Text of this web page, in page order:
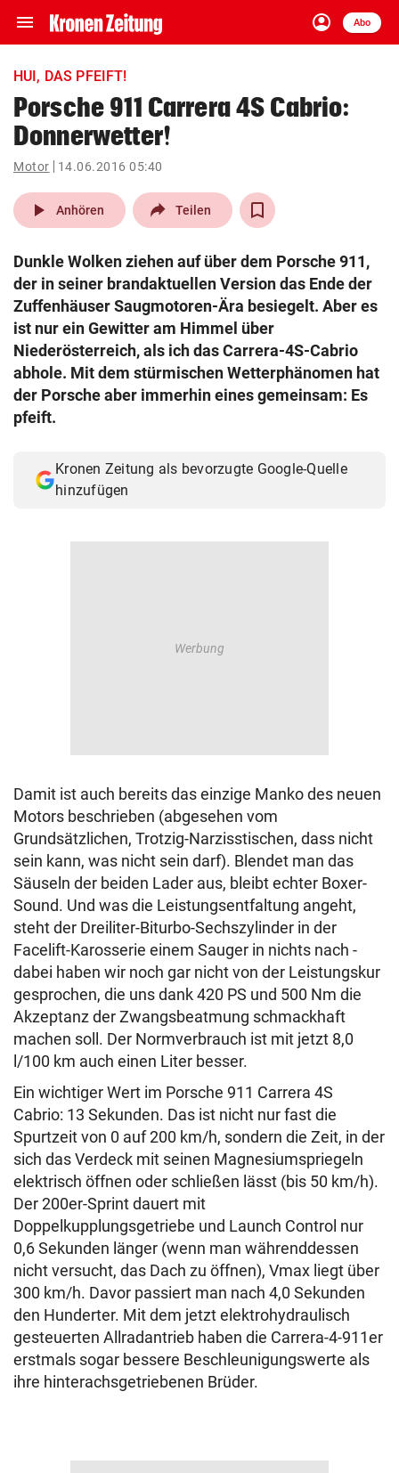
menu Navigation
ein-/ausklappen
account_circle
Anmelden
Abo
close Schließen
account_circle Anmelden
pin_drop
Wien arrow_right
search
Suchbegriff
eingeben
© Krone Multimedia GmbH & Co KG 2026
HUI, DAS PFEIFT!
Porsche 911 Carrera 4S Cabrio:
Donnerwetter!
Motor 14.06.2016 05:40
play_arrow Anhören Teilen
Dunkle Wolken ziehen auf über dem Porsche 911,
der in seiner brandaktuellen Version das Ende der
Zuffenhäuser Saugmotoren-Ära besiegelt. Aber es
ist nur ein Gewitter am Himmel über
Niederösterreich, als ich das Carrera-4S-Cabrio
abhole. Mit dem stürmischen Wetterphänomen hat
der Porsche aber immerhin eines gemeinsam: Es
pfeift.
Kronen Zeitung als bevorzugte Google-Quelle
hinzufügen
Damit ist auch bereits das einzige Manko des neuen
Motors beschrieben (abgesehen vom
Grundsätzlichen, Trotzig-Narzisstischen, dass nicht
sein kann, was nicht sein darf). Blendet man das
Säuseln der beiden Lader aus, bleibt echter Boxer-
Sound. Und was die Leistungsentfaltung angeht,
steht der Dreiliter-Biturbo-Sechszylinder in der
Facelift-Karosserie einem Sauger in nichts nach -
dabei haben wir noch gar nicht von der Leistungskur
gesprochen, die uns dank 420 PS und 500 Nm die
Akzeptanz der Zwangsbeatmung schmackhaft
machen soll. Der Normverbrauch ist mit jetzt 8,0
l/100 km auch einen Liter besser.
Ein wichtiger Wert im Porsche 911 Carrera 4S
Cabrio: 13 Sekunden. Das ist nicht nur fast die
Spurtzeit von 0 auf 200 km/h, sondern die Zeit, in der
sich das Verdeck mit seinen Magnesiumspriegeln
elektrisch öffnen oder schließen lässt (bis 50 km/h).
Der 200er-Sprint dauert mit
Doppelkupplungsgetriebe und Launch Control nur
0,6 Sekunden länger (wenn man währenddessen
nicht versucht, das Dach zu öffnen), Vmax liegt über
300 km/h. Davor passiert man nach 4,0 Sekunden
den Hunderter. Mit dem jetzt elektrohydraulisch
gesteuerten Allradantrieb haben die Carrera-4-911er
erstmals sogar bessere Beschleunigungswerte als
ihre hinterachsgetriebenen Brüder.